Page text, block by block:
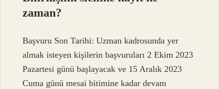
zaman?
Başvuru Son Tarihi: Uzman kadrosunda yer
almak isteyen kişilerin başvuruları 2 Ekim 2023
Pazartesi günü başlayacak ve 15 Aralık 2023
Cuma günü mesai bitimine kadar devam